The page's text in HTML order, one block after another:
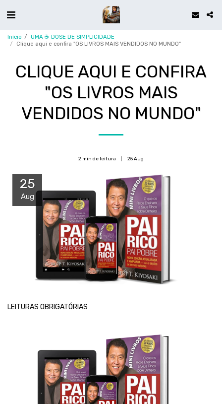
Início
UMA ☕ DOSE DE SIMPLICIDADE
Clique aqui e confira "OS LIVROS MAIS VENDIDOS NO MUNDO"
CLIQUE AQUI E CONFIRA
"OS LIVROS MAIS
VENDIDOS NO MUNDO"
2 min de leitura 25Aug
25
Aug
LEITURAS OBRIGATÓRIAS